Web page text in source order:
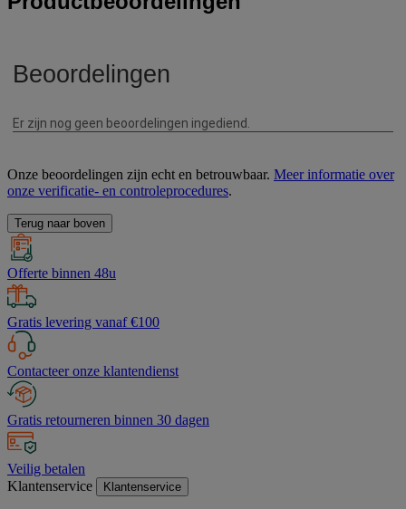
Onze beoordelingen zijn echt en betrouwbaar. Meer informatie over
onze verificatie- en controleprocedures.
Terug naar boven
Offerte binnen 48u
Gratis levering vanaf €100
Contacteer onze klantendienst
Gratis retourneren binnen 30 dagen
Veilig betalen
Klantenservice
Klantenservice